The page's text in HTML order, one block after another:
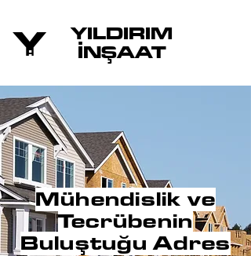
YILDIRIM
İNŞAAT
Y
İ
YILDIRIM
İNŞAAT
Mühendislik ve
Tecrübenin
Buluştuğu Adres